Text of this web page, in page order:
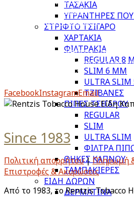
ΤΑΣΑΚΙΑ
ΥΓΡΑΝΤΗΡΕΣ
ΣΤΡΙΦΤΟ ΤΣΙΓΑΡΟ
ΧΑΡΤΑΚΙΑ
ΦΙΛΤΡΑΚΙΑ
REGULAR 8
SLIM 6 MM
ULTRA
ΤΖΙΒΑΝΕΣ
ΠΙΠΕΣ ΤΣΙΓΑΡΟΥ
REGULAR
SLIM
ULTRA SLIM
ΦΙΛΤΡΑ
ΘΗΚΕΣ ΚΑΠΝΟΥ
ΤΑΜΠΑΚΙΕΡΕΣ
ΕΙΔΗ ΔΩΡΩΝ
ΔΕΡΜΑΤΙΝΑ
Πληρωμή & Παραλαβή
Επιστροφές & Ακυρώσεις
Από το 1983, το Rentzis Tobacco
στέκι για τους μυημένους αλλά
λάτρεις του καπνού.
FacebookInstagramEmail
Since 1983
Πολιτική απορρήτου|Πληρωμή
Επιστροφές & Ακυρώσεις
Από το 1983, το Rentzis Tobacco